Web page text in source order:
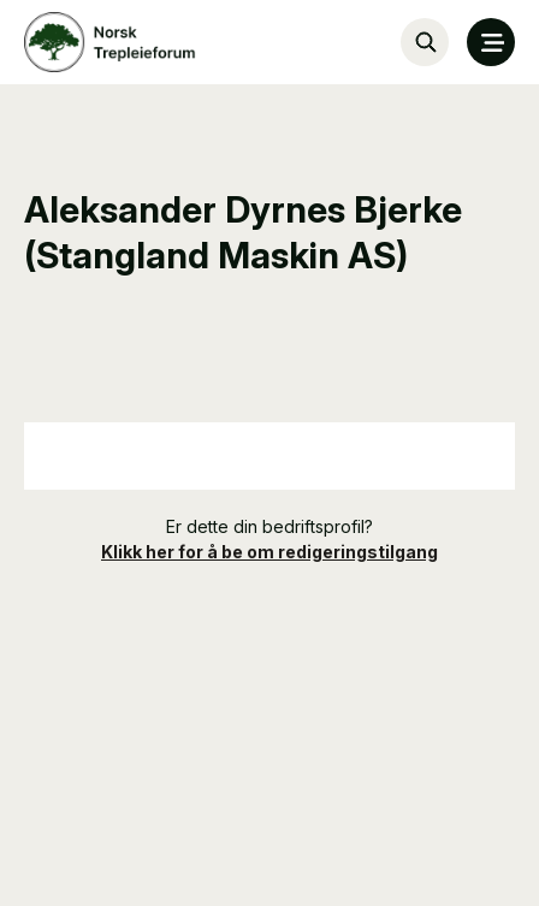
Aleksander Dyrnes Bjerke
(Stangland Maskin AS)
Er dette din bedriftsprofil?
Klikk her for å be om redigeringstilgang